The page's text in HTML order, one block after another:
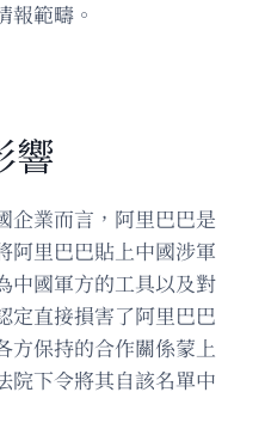
報範疇。
響
企業而言，阿里巴巴是
阿里巴巴貼上中國涉軍
中國軍方的工具以及對
定直接損害了阿里巴巴
方保持的合作關係蒙上
院下令將其自該名單中